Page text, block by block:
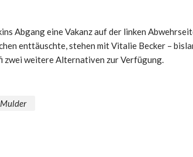
Abgang eine Vakanz auf der linken
enttäuschte, stehen mit Vitalie Becker –
zwei weitere Alternativen zur Verfügung.